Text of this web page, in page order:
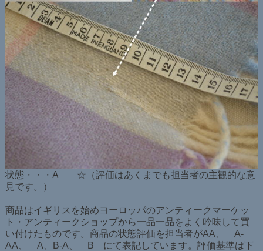
状態・・・A ☆（評価はあくまでも担当者の主観的な意
見です。）
商品はイギリスを始めヨーロッパのアンティークマーケッ
ト・アンティークショップから一品一品をよく吟味して買
い付けたものです。商品の状態評価を担当者がAA、 A-
AA、 A、B-A、 B にて表記しています。評価基準は下